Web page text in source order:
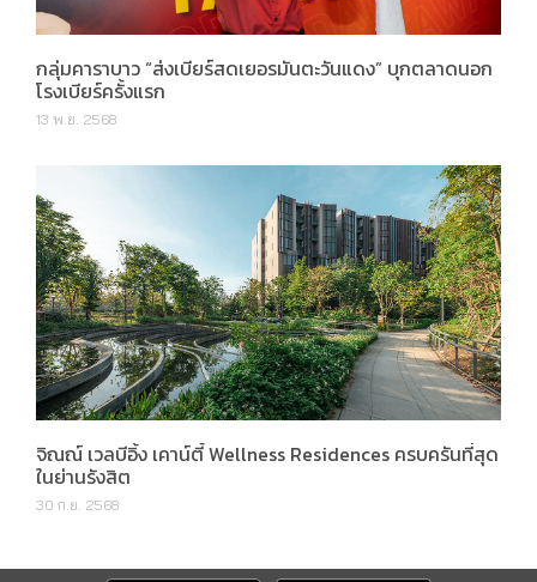
กลุ่มคาราบาว “ส่งเบียร์สดเยอรมันตะวันแดง” บุกตลาดนอก
โรงเบียร์ครั้งแรก
13 พ.ย. 2568
จิณณ์ เวลบีอิ้ง เคาน์ตี้ Wellness Residences ครบครันที่สุด
ในย่านรังสิต
30 ก.ย. 2568